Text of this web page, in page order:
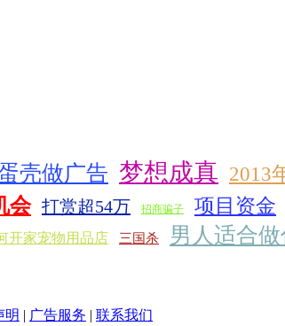
壳做广告 梦想成真 2013
会 打赏超54万 招商骗子 项目资金
开家宠物用品店 三国杀 男人适合
明 | 广告服务 | 联系我们